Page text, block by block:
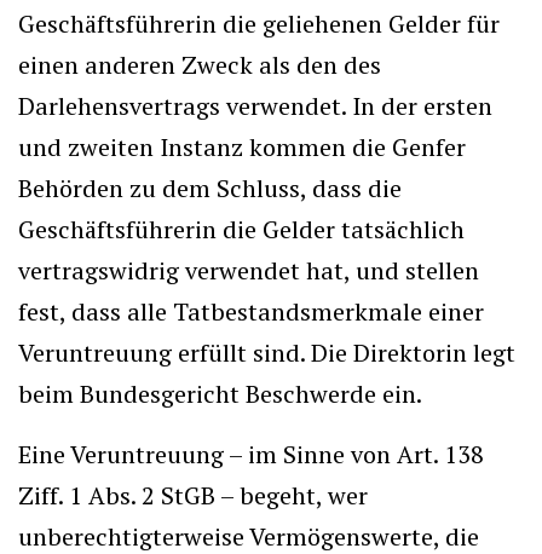
Geschäftsführerin die geliehenen Gelder für
einen anderen Zweck als den des
Darlehensvertrags verwendet. In der ersten
und zweiten Instanz kommen die Genfer
Behörden zu dem Schluss, dass die
Geschäftsführerin die Gelder tatsächlich
vertragswidrig verwendet hat, und stellen
fest, dass alle Tatbestandsmerkmale einer
Veruntreuung erfüllt sind. Die Direktorin legt
beim Bundesgericht Beschwerde ein.
Eine Veruntreuung – im Sinne von Art. 138
Ziff. 1 Abs. 2 StGB – begeht, wer
unberechtigterweise Vermögenswerte, die